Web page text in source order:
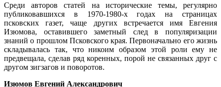
Среди авторов статей на исторические темы, регулярно
публиковавшихся в 1970-1980-х годах на страницах
псковских газет, чаще других встречается имя Евгения
Изюмова, оставившего заметный след в популяризации
знаний о прошлом Псковского края. Первоначально его жизнь
складывалась так, что никоим образом этой роли ему не
предвещала, сделав ряд коренных, порой не связанных друг с
другом зигзагов и поворотов.
Изюмов Евгений Александрович